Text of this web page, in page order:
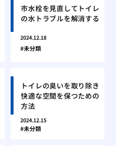
市水栓を見直してトイレ
の水トラブルを解消する
2024.12.18
未分類
トイレの臭いを取り除き
快適な空間を保つための
方法
2024.12.15
未分類